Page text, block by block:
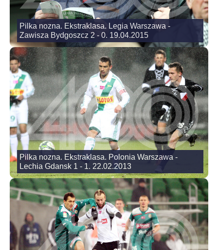
Pilka nozna. Ekstraklasa. Legia Warszawa -
Zawisza Bydgoszcz 2 - 0. 19.04.2015
Pilka nozna. Ekstraklasa. Polonia Warszawa -
Lechia Gdansk 1 - 1. 22.02.2013